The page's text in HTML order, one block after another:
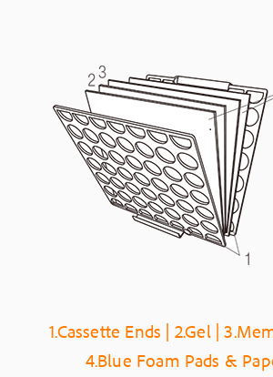
1.Cassette Ends | 2.Gel |
4.Blue Foam Pads &